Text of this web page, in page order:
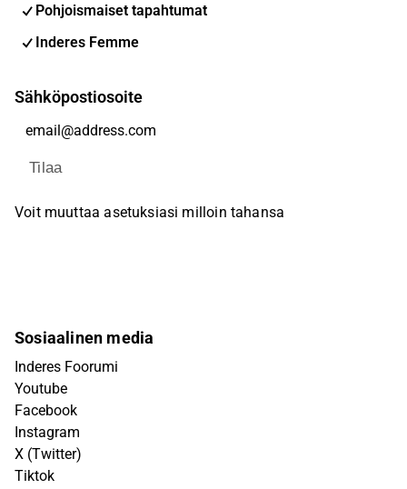
Pohjoismaiset tapahtumat
Inderes Femme
Sähköpostiosoite
Tilaa
Voit muuttaa asetuksiasi milloin tahansa
Sosiaalinen media
Inderes Foorumi
Youtube
Facebook
Instagram
X (Twitter)
Tiktok